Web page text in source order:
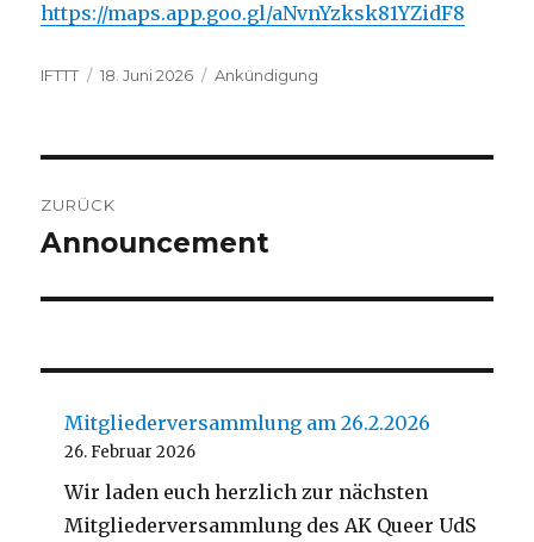
https://maps.app.goo.gl/aNvnYzksk81YZidF8
Autor
IFTTT
Veröffentlicht
18. Juni 2026 Kategorien
Ankündigung
ZURÜCK
Vorheriger
Announcement
Mitgliederversammlung am 26.2.2026
26. Februar 2026
Wir laden euch herzlich zur nächsten
Mitgliederversammlung des AK Queer UdS